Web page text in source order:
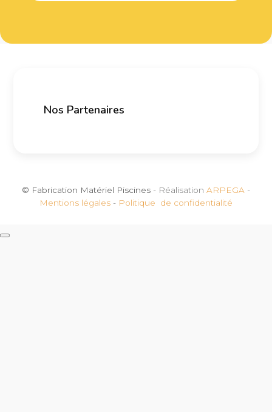
Nos Partenaires
© Fabrication Matériel Piscines - Réalisation ARPEGA -
Mentions légales - Politique de confidentialité